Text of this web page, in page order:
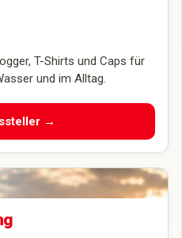
T-Shirts und Caps für
und im Alltag.
→
für Karpfenangler und
am Wasser.